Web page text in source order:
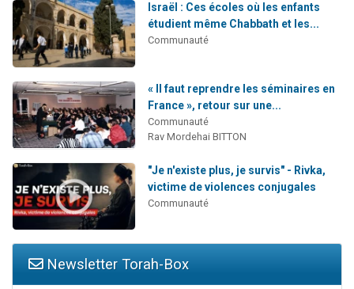
Israël : Ces écoles où les enfants
étudient même Chabbath et les...
Communauté
« Il faut reprendre les séminaires en
France », retour sur une...
Communauté
Rav Mordehai BITTON
"Je n'existe plus, je survis" - Rivka,
victime de violences conjugales
Communauté
Newsletter Torah-Box